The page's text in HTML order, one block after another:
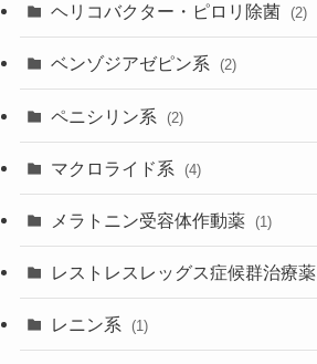
ヘリコバクター・ピロリ除菌 (2)
ベンゾジアゼピン系 (2)
ペニシリン系 (2)
マクロライド系 (4)
メラトニン受容体作動薬 (1)
レストレスレッグス症候群治療薬
レニン系 (1)